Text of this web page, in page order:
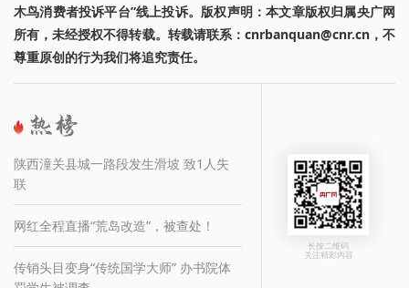
木鸟消费者投诉平台”线上投诉。版权声明：本文章版权归属央广网
所有，未经授权不得转载。转载请联系：cnrbanquan@cnr.cn，不
尊重原创的行为我们将追究责任。
陕西潼关县城一路段发生滑坡 致1人失
联
网红全程直播“荒岛改造”，被查处！
传销头目变身“传统国学大师” 办书院体
长按二维码
关注精彩内容